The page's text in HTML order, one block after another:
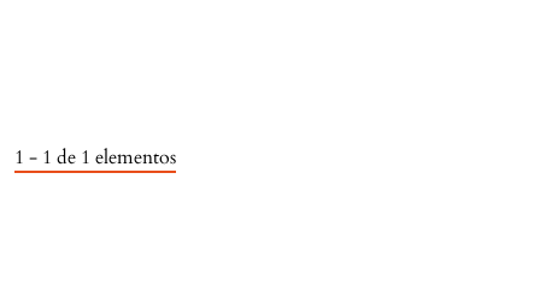
1 - 1 de 1 elementos